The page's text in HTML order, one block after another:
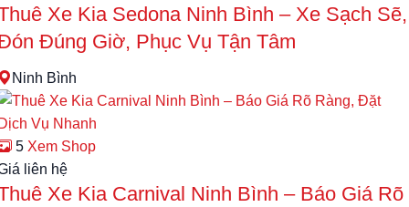
Xe Kia Sedona Ninh Bình – Xe Sạch Sẽ,
Đúng Giờ, Phục Vụ Tận Tâm
Ninh Bình
5 Xem Shop
liên hệ
Xe Kia Carnival Ninh Bình – Báo Giá Rõ